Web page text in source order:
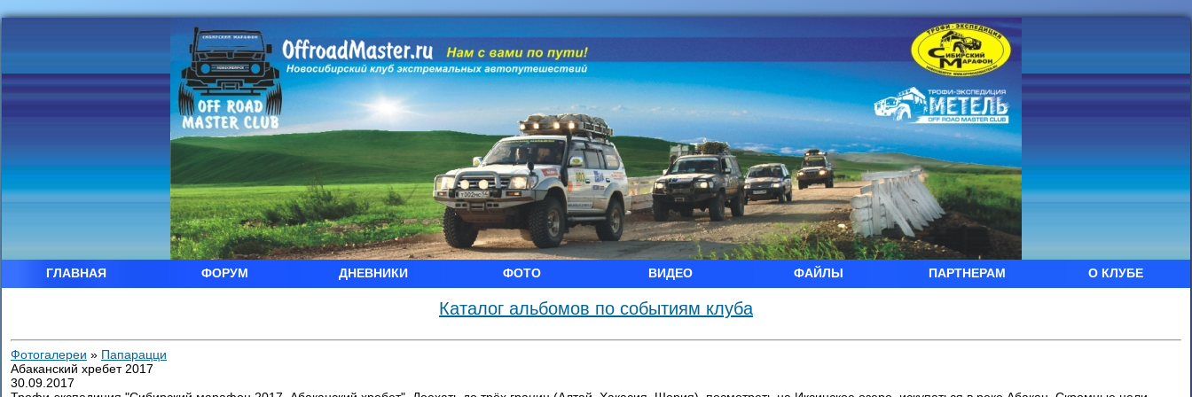
ГЛАВНАЯ ФОРУМ ДНЕВНИКИ ФОТО ВИДЕО ФАЙЛЫ ПАРТНЕРАМ О КЛУБЕ
Каталог альбомов по событиям клуба
Фотогалереи » Папарацци
Абаканский хребет 2017
30.09.2017